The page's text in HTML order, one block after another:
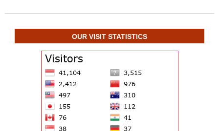
OUR VISIT STATISTICS